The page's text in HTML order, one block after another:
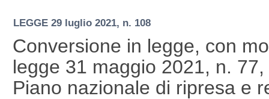
LEGGE 29 luglio 2021, n. 108
Conversione in legge, con
legge 31 maggio 2021, n.
Piano nazionale di ripresa e